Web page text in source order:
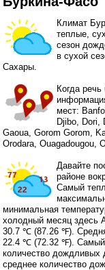
Климат
теплые,
сезон
в сухой
Сахары.
Когда речь
мест:
Djibo, Dori,
Gaoua, Gorom Gorom,
Orodara, Ouagadougou,
Давайте
районе
Самый
минимальная
холодный месяц здесь
30.7 ℃ (87.26 ℉).
22.4 ℃ (72.32 ℉). Самый
количество дождливых
среднее количество